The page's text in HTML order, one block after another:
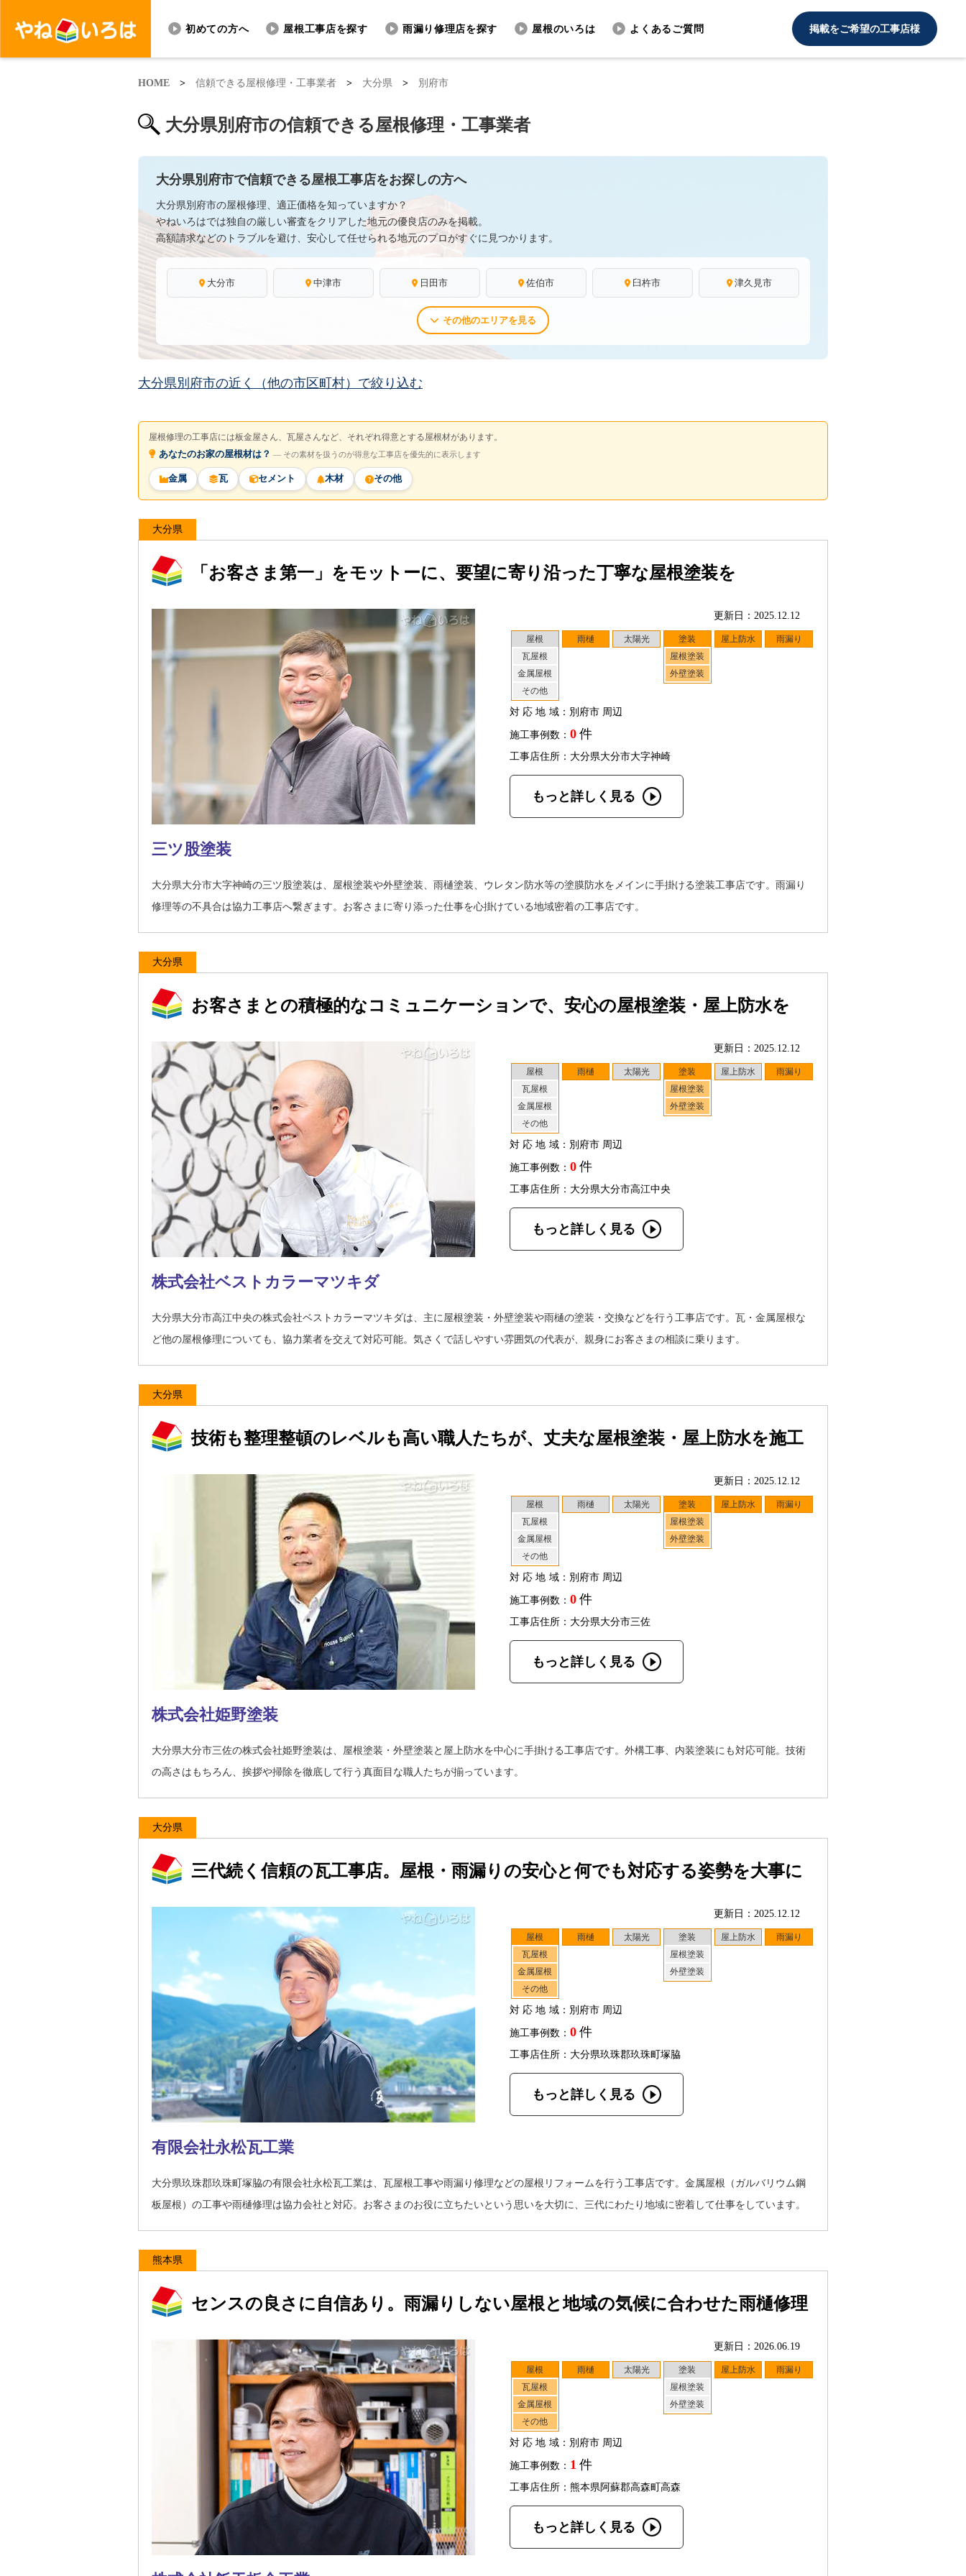
初めての方へ 屋根工事店を探す 雨漏り修理店を探す 屋根のいろは よくあるご質問 掲載をご希望の工事店様
HOME > 信頼できる屋根修理・工事業者 > 大分県 > 別府市
大分県別府市の信頼できる屋根修理・工事業者
大分県別府市で信頼できる屋根工事店をお探しの方へ
大分県別府市の屋根修理、適正価格を知っていますか？
やねいろはでは独自の厳しい審査をクリアした地元の優良店のみを掲載。
高額請求などのトラブルを避け、安心して任せられる地元のプロがすぐに見つかります。
大分市 中津市 日田市 佐伯市 臼杵市 津久見市
その他のエリアを見る
大分県別府市の近く（他の市区町村）で絞り込む
屋根修理の工事店には板金屋さん、瓦屋さんなど、それぞれ得意とする屋根材があります。
あなたのお家の屋根材は？ ― その素材を扱うのが得意な工事店を優先的に表示します
金属 瓦 セメント 木材 その他
大分県
「お客さま第一」をモットーに、要望に寄り沿った丁寧な屋根塗装を
更新日：2025.12.12
屋根
瓦屋根
金属屋根
その他
雨樋 太陽光
塗装
屋根塗装
外壁塗装
屋上防水 雨漏り
対応地域：別府市 周辺
施工事例数： 0 件
工事店住所：大分県大分市大字神崎
もっと詳しく見る
三ツ股塗装
大分県大分市大字神崎の三ツ股塗装は、屋根塗装や外壁塗装、雨樋塗装、ウレタン防水等の塗膜防水をメインに手掛ける塗装工事店です。雨漏り
修理等の不具合は協力工事店へ繋ぎます。お客さまに寄り添った仕事を心掛けている地域密着の工事店です。
大分県
お客さまとの積極的なコミュニケーションで、安心の屋根塗装・屋上防水を
更新日：2025.12.12
屋根
瓦屋根
金属屋根
その他
雨樋 太陽光
塗装
屋根塗装
外壁塗装
屋上防水 雨漏り
対応地域：別府市 周辺
施工事例数： 0 件
工事店住所：大分県大分市高江中央
もっと詳しく見る
株式会社ベストカラーマツキダ
大分県大分市高江中央の株式会社ベストカラーマツキダは、主に屋根塗装・外壁塗装や雨樋の塗装・交換などを行う工事店です。瓦・金属屋根な
ど他の屋根修理についても、協力業者を交えて対応可能。気さくで話しやすい雰囲気の代表が、親身にお客さまの相談に乗ります。
大分県
技術も整理整頓のレベルも高い職人たちが、丈夫な屋根塗装・屋上防水を施工
更新日：2025.12.12
屋根
瓦屋根
金属屋根
その他
雨樋 太陽光
塗装
屋根塗装
外壁塗装
屋上防水 雨漏り
対応地域：別府市 周辺
施工事例数： 0 件
工事店住所：大分県大分市三佐
もっと詳しく見る
株式会社姫野塗装
大分県大分市三佐の株式会社姫野塗装は、屋根塗装・外壁塗装と屋上防水を中心に手掛ける工事店です。外構工事、内装塗装にも対応可能。技術
の高さはもちろん、挨拶や掃除を徹底して行う真面目な職人たちが揃っています。
大分県
三代続く信頼の瓦工事店。屋根・雨漏りの安心と何でも対応する姿勢を大事に
更新日：2025.12.12
屋根
瓦屋根
金属屋根
その他
雨樋 太陽光
塗装
屋根塗装
外壁塗装
屋上防水 雨漏り
対応地域：別府市 周辺
施工事例数： 0 件
工事店住所：大分県玖珠郡玖珠町塚脇
もっと詳しく見る
有限会社永松瓦工業
大分県玖珠郡玖珠町塚脇の有限会社永松瓦工業は、瓦屋根工事や雨漏り修理などの屋根リフォームを行う工事店です。金属屋根（ガルバリウム鋼
板屋根）の工事や雨樋修理は協力会社と対応。お客さまのお役に立ちたいという思いを大切に、三代にわたり地域に密着して仕事をしています。
熊本県
センスの良さに自信あり。雨漏りしない屋根と地域の気候に合わせた雨樋修理
更新日：2026.06.19
屋根
瓦屋根
金属屋根
その他
雨樋 太陽光
塗装
屋根塗装
外壁塗装
屋上防水 雨漏り
対応地域：別府市 周辺
施工事例数： 1 件
工事店住所：熊本県阿蘇郡高森町高森
もっと詳しく見る